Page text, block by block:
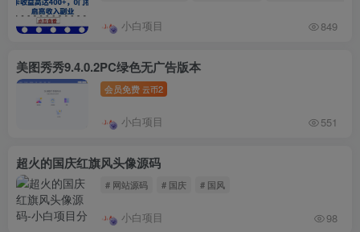
小白项目 849
美图秀秀9.4.0.2PC绿色无广告版本
会员免费 云币2
小白项目 551
超火的国庆红旗风头像源码
# 网站源码 # 国庆 # 国风
小白项目 98